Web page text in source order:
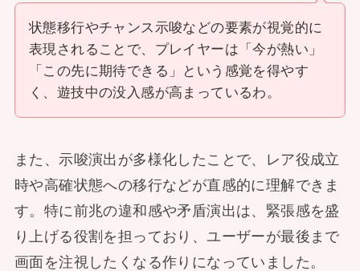
状態移行やチャンス示唆などの要素が視覚的に
表現されることで、プレイヤーは「今が熱い」
「この先に期待できる」という感覚を得やす
く、遊技中の没入感が高まっているわ。
また、示唆演出が多様化したことで、レア役成立
時や高確状態への移行などが直感的に理解できま
す。特に前兆の違和感や矛盾演出は、緊張感を盛
り上げる役割を担っており、ユーザーが最後まで
画面を注視したくなる作りになっていました。